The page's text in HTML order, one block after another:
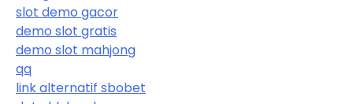
slot demo gacor
demo slot gratis
demo slot mahjong
qq
link alternatif sbobet